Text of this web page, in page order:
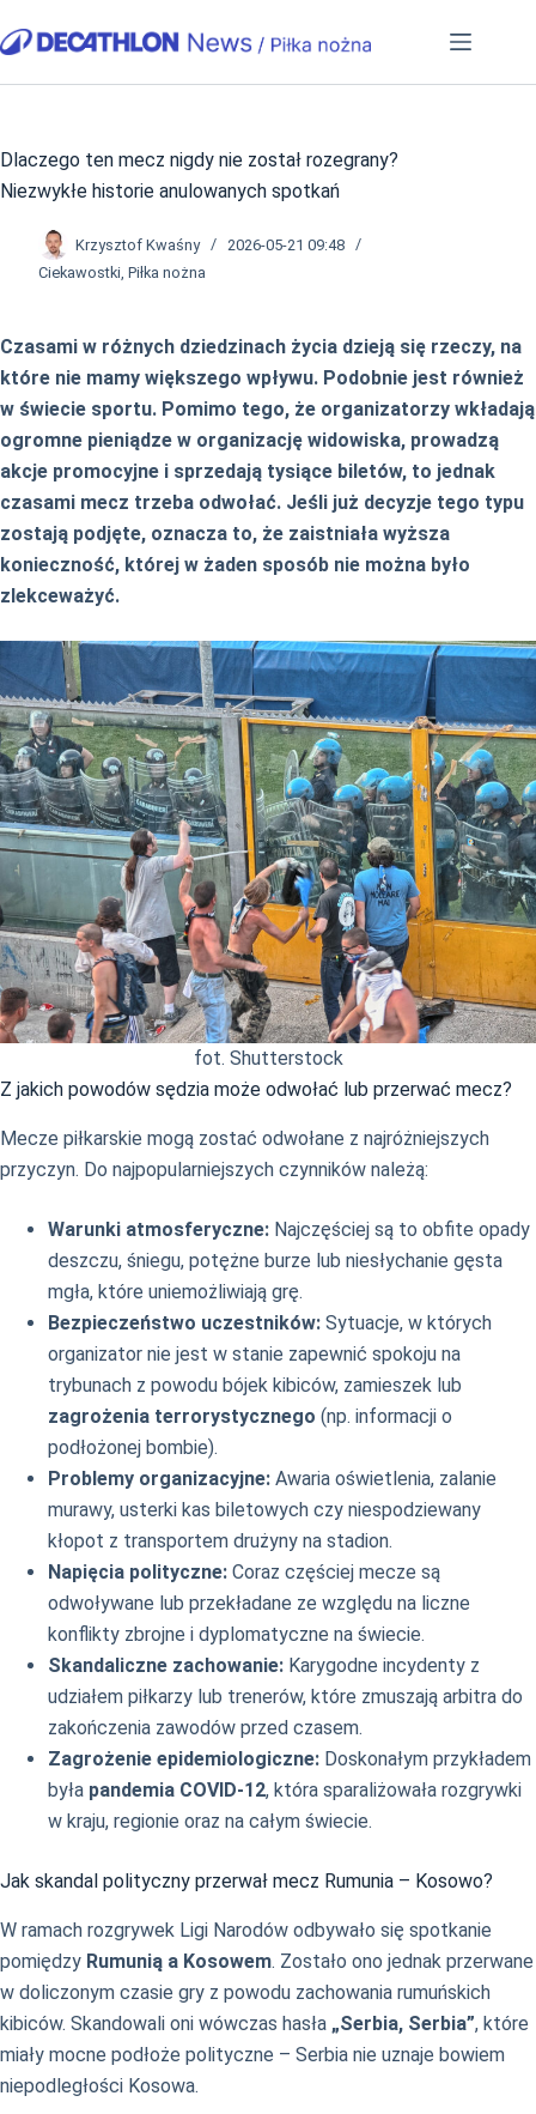
do
Dlaczego ten mecz nigdy nie został rozegrany?
Niezwykłe historie anulowanych spotkań
Krzysztof Kwaśny
2026-05-21 09:48
Ciekawostki, Piłka nożna
Czasami w różnych dziedzinach życia dzieją się rzeczy, na
które nie mamy większego wpływu. Podobnie jest również
w świecie sportu. Pomimo tego, że organizatorzy wkładają
ogromne pieniądze w organizację widowiska, prowadzą
akcje promocyjne i sprzedają tysiące biletów, to jednak
czasami mecz trzeba odwołać. Jeśli już decyzje tego typu
zostają podjęte, oznacza to, że zaistniała wyższa
konieczność, której w żaden sposób nie można było
zlekceważyć.
fot. Shutterstock
Z jakich powodów sędzia może odwołać lub przerwać mecz?
Mecze piłkarskie mogą zostać odwołane z najróżniejszych
przyczyn. Do najpopularniejszych czynników należą:
Warunki atmosferyczne: Najczęściej są to obfite opady
deszczu, śniegu, potężne burze lub niesłychanie gęsta
mgła, które uniemożliwiają grę.
Bezpieczeństwo uczestników: Sytuacje, w których
organizator nie jest w stanie zapewnić spokoju na
trybunach z powodu bójek kibiców, zamieszek lub
zagrożenia terrorystycznego (np. informacji o
podłożonej bombie).
Problemy organizacyjne: Awaria oświetlenia, zalanie
murawy, usterki kas biletowych czy niespodziewany
kłopot z transportem drużyny na stadion.
Napięcia polityczne: Coraz częściej mecze są
odwoływane lub przekładane ze względu na liczne
konflikty zbrojne i dyplomatyczne na świecie.
Skandaliczne zachowanie: Karygodne incydenty z
udziałem piłkarzy lub trenerów, które zmuszają arbitra do
zakończenia zawodów przed czasem.
Zagrożenie epidemiologiczne: Doskonałym przykładem
była pandemia COVID-12, która sparaliżowała rozgrywki
w kraju, regionie oraz na całym świecie.
Jak skandal polityczny przerwał mecz Rumunia – Kosowo?
W ramach rozgrywek Ligi Narodów odbywało się spotkanie
pomiędzy Rumunią a Kosowem. Zostało ono jednak przerwane
w doliczonym czasie gry z powodu zachowania rumuńskich
kibiców. Skandowali oni wówczas hasła „Serbia, Serbia”, które
miały mocne podłoże polityczne – Serbia nie uznaje bowiem
niepodległości Kosowa.